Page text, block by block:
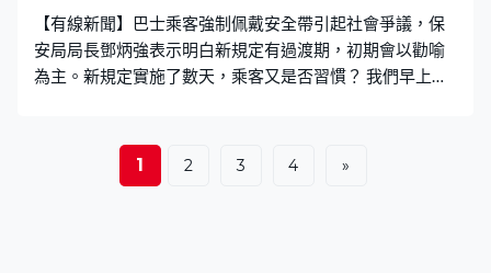
【有線新聞】巴士乘客強制佩戴安全帶引起社會爭議，保
安局局長鄧炳強表示明白新規定有過渡期，初期會以勸喻
為主。新規定實施了數天，乘客又是否習慣？ 我們早上繁
「年紀大，看不到鎖扣，（會否覺得麻煩？）不會，只是
看不到。」這位婆婆拿著大袋乘坐巴士，巴士上到公路都
1 2 3 4 »